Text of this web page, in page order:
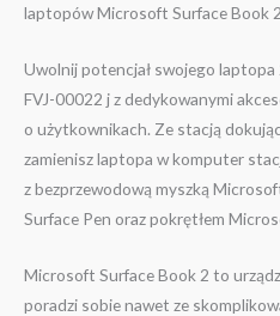
laptopów Microsoft Surface Book 2
Uwolnij potencjał swojego laptopa
FVJ-00022 j z dedykowanymi
o użytkownikach. Ze stacją
zamienisz laptopa w komputer
z bezprzewodową myszką
Surface Pen oraz pokrętłem
Microsoft Surface Book 2 to
poradzi sobie nawet ze